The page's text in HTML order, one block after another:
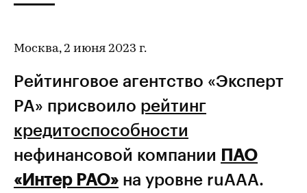
Москва, 2 июня 2023 г.
Рейтинговое агентство «Эксперт
РА» присвоило рейтинг
кредитоспособности
нефинансовой компании ПАО
«Интер РАО» на уровне ruAAA.